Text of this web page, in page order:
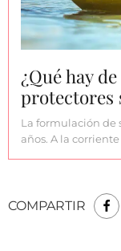
¿Qué hay
protectores
La formulación de
años. A la
COMPARTIR